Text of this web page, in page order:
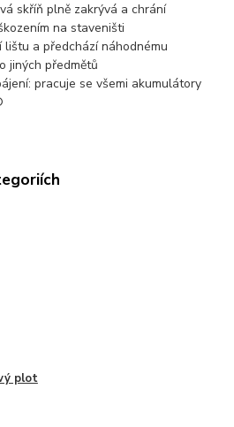
skříň plně zakrývá a chrání
na staveništi
lištu a předchází náhodnému
jiných předmětů
pracuje se všemi akumulátory
plot